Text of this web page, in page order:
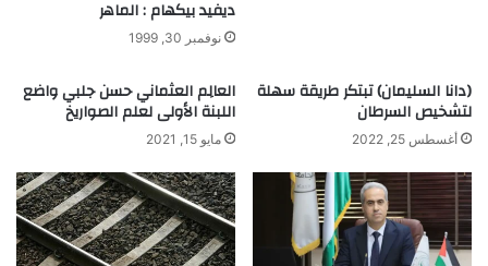
ديفيد بيكهام : الماهر
نوفمبر 30, 1999
(دانا السليمان) تبتكر طريقة سهلة
لتشخيص السرطان
أغسطس 25, 2022
العالِم العثماني حسن جلبي واضع
اللبنة الأولى لعلم الصواريخ
مايو 15, 2021